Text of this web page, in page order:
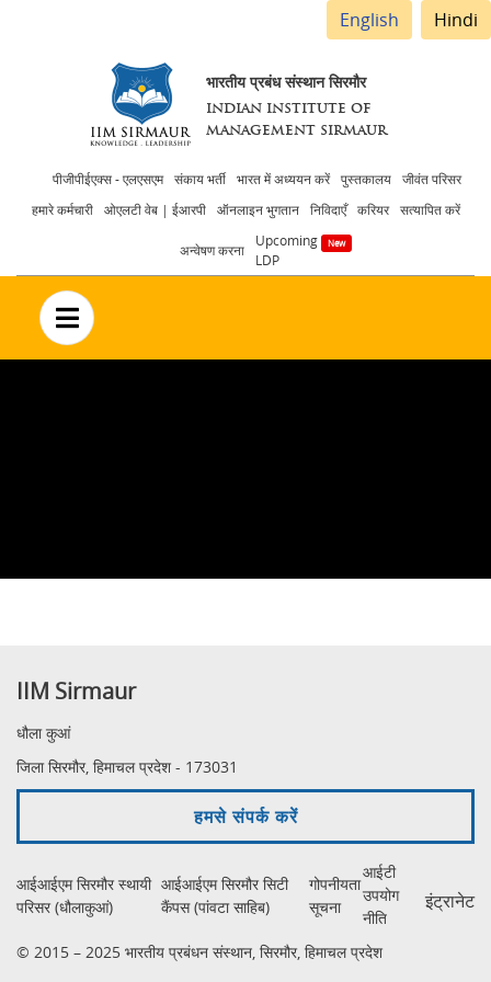
English Hindi
भारतीय प्रबंध संस्थान सिरमौर
INDIAN INSTITUTE OF
MANAGEMENT SIRMAUR
Header
menu
पीजीपीईएक्स - एलएसएम संकाय भर्ती भारत में अध्ययन करें पुस्तकालय
जीवंत परिसर
हमारे कर्मचारी
ओएलटी वेब | ईआरपी ऑनलाइन भुगतान निविदाएँ करियर सत्यापित करें
अन्वेषण करना
Upcoming
LDP
no text
IIM Sirmaur
धौला कुआं
जिला सिरमौर, हिमाचल प्रदेश - 173031
हमसे संपर्क करें
आईआईएम सिरमौर स्थायी
परिसर (धौलाकुआं)
आईआईएम सिरमौर सिटी
कैंपस (पांवटा साहिब)
गोपनीयता
सूचना
आईटी
उपयोग
नीति
इंट्रानेट
© 2015 – 2025 भारतीय प्रबंधन संस्थान, सिरमौर, हिमाचल प्रदेश